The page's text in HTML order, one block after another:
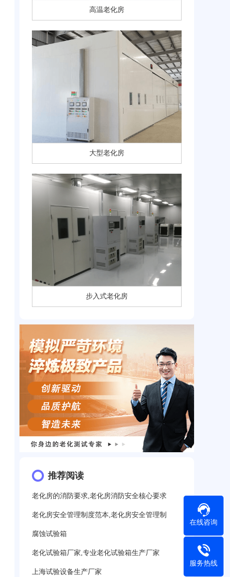
高温老化房
大型老化房
步入式老化房
推荐阅读
老化房的消防要求,老化房消防安全核心要求
老化房安全管理制度范本,老化房安全管理制
腐蚀试验箱
老化试验箱厂家,专业老化试验箱生产厂家
上海试验设备生产厂家
在线咨询
服务热线